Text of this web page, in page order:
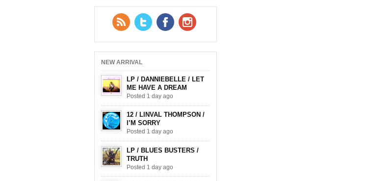
RSS FeedTwitter Facebook
NEW ARRIVAL
LP / DANNIEBELLE / LET
ME HAVE A DREAM
Posted 1 day ago
12 / LINVAL THOMPSON /
I’M SORRY
Posted 1 day ago
LP / BLUES BUSTERS /
TRUTH
Posted 1 day ago